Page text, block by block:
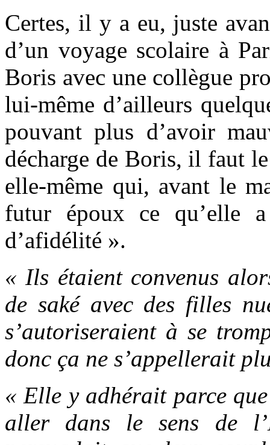
Certes, il y a eu, juste
d’un voyage scolaire à
Boris avec une collègue
lui-même d’ailleurs
pouvant plus d’avoir
décharge de Boris, il faut
elle-même qui, avant le
futur époux ce qu’elle
d’afidélité ».
« Ils étaient convenus
de saké avec des filles
s’autoriseraient à se
donc ça ne s’appellerait
« Elle y adhérait parce
aller dans le sens de